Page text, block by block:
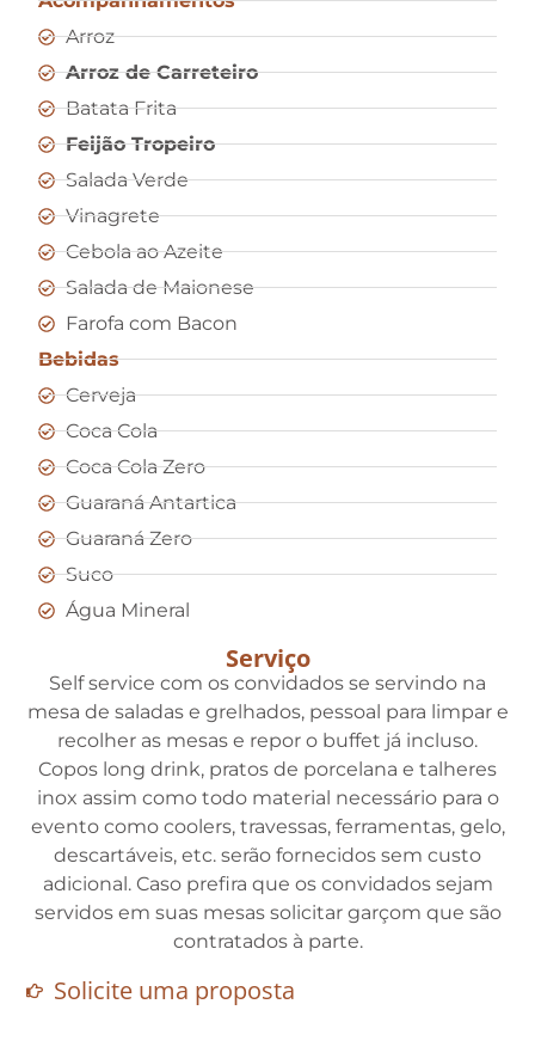
Arroz
Arroz de Carreteiro
Batata Frita
Feijão Tropeiro
Salada Verde
Vinagrete
Cebola ao Azeite
Salada de Maionese
Farofa com Bacon
Bebidas
Cerveja
Coca Cola
Coca Cola Zero
Guaraná Antartica
Guaraná Zero
Suco
Água Mineral
Serviço
Self service com os convidados se servindo na
mesa de saladas e grelhados, pessoal para limpar e
recolher as mesas e repor o buffet já incluso.
Copos long drink, pratos de porcelana e talheres
inox assim como todo material necessário para o
evento como coolers, travessas, ferramentas, gelo,
descartáveis, etc. serão fornecidos sem custo
adicional. Caso prefira que os convidados sejam
servidos em suas mesas solicitar garçom que são
contratados à parte.
Solicite uma proposta